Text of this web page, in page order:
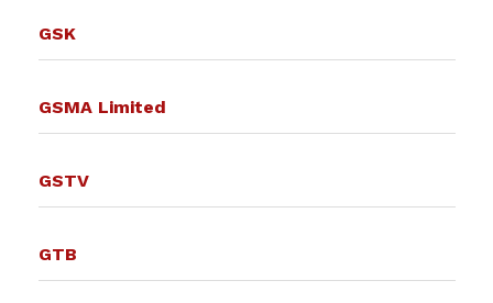
GSK
GSMA Limited
GSTV
GTB